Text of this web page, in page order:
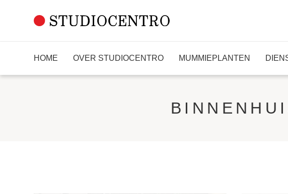
HOME
HOME OVER STUDIOCENTRO MUMMIEPLANTEN